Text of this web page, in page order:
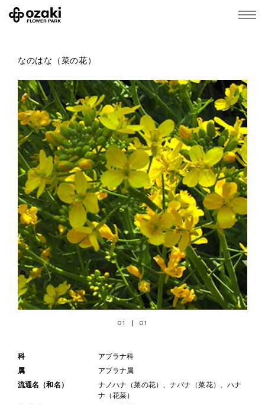
なのはな（菜の花）
01 01
科
アブラナ科
属
アブラナ属
流通名（和名）
ナノハナ（菜の花）、ナバナ（菜花）、ハナ
ナ（花菜）